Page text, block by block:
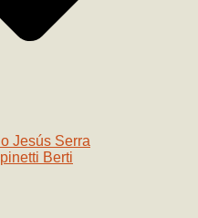
Jesús Serra
Berti